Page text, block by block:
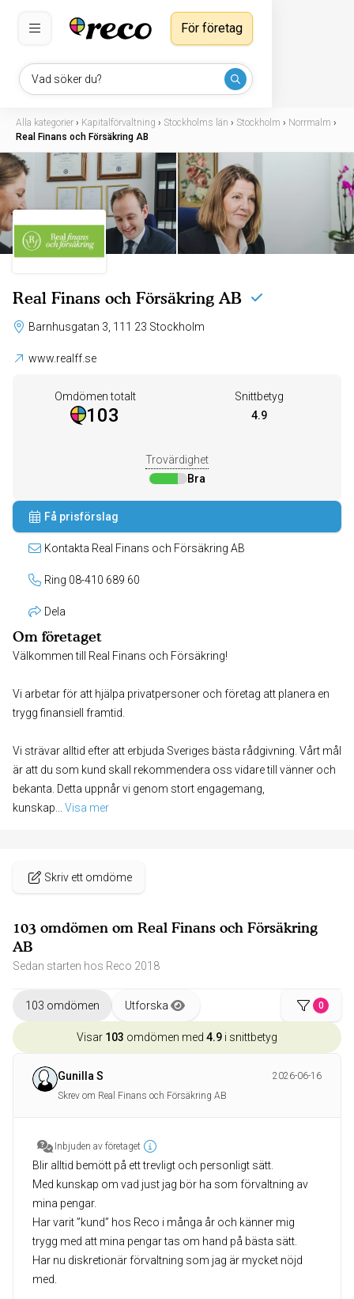
Vad söker du?
För företag
Alla kategorier › Kapitalförvaltning › Stockholms län › Stockholm › Norrmalm ›
Real Finans och Försäkring AB
Real Finans och Försäkring AB
Barnhusgatan 3, 111 23 Stockholm
www.realff.se
Omdömen totalt
103
Snittbetyg
4.9
Trovärdighet
Bra
Få prisförslag
Kontakta Real Finans och Försäkring AB
Ring 08-410 689 60
Dela
Om företaget
Välkommen till Real Finans och Försäkring!
Vi arbetar för att hjälpa privatpersoner och företag att planera en
trygg finansiell framtid.
Vi strävar alltid efter att erbjuda Sveriges bästa rådgivning. Vårt mål
är att du som kund skall rekommendera oss vidare till vänner och
bekanta. Detta uppnår vi genom stort engagemang,
kunskap
Visa mer
Skriv ett omdöme
103 omdömen om Real Finans och Försäkring
AB
Sedan starten hos Reco 2018
103 omdömen Utforska 0
Visar 103 omdömen med 4.9 i snittbetyg
Gunilla S
2026-06-16
Skrev om Real Finans och Försäkring AB
Inbjuden av företaget
Blir alltid bemött på ett trevligt och personligt sätt.
Med kunskap om vad just jag bör ha som förvaltning av
mina pengar.
Har varit ”kund” hos Reco i många år och känner mig
trygg med att mina pengar tas om hand på bästa sätt.
Har nu diskretionär förvaltning som jag är mycket nöjd
med.